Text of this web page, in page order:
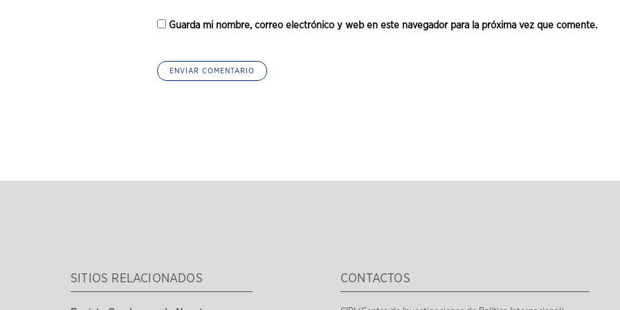
Guarda mi nombre, correo electrónico y web en este navegador para la próxima vez que comente.
SITIOS RELACIONADOS CONTACTOS